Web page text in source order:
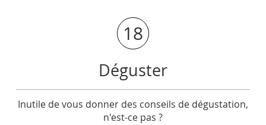
18
Déguster
Inutile de vous donner des conseils de dégustation,
n'est-ce pas ?